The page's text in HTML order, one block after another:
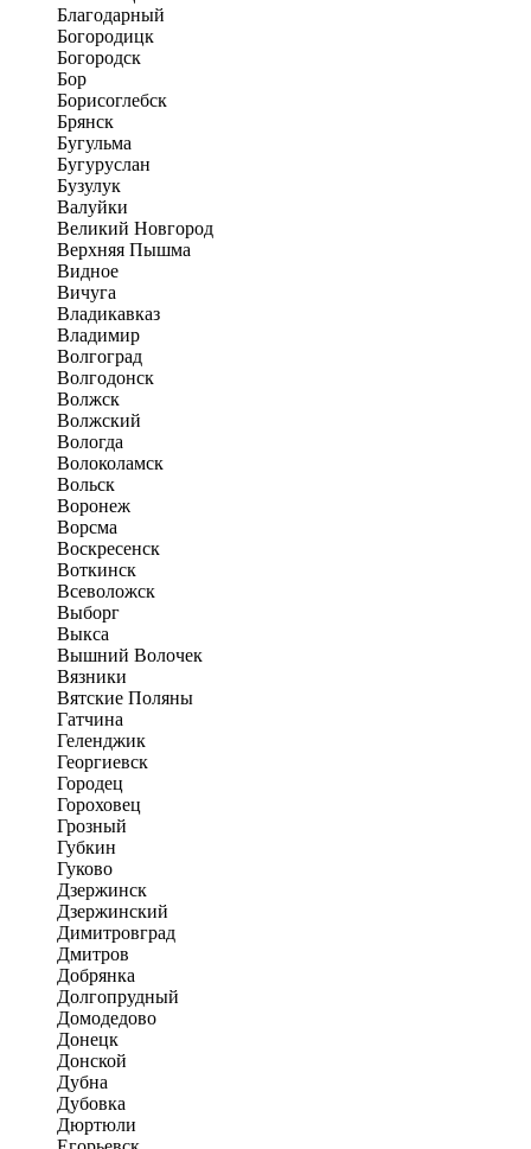
Благодарный
Богородицк
Богородск
Бор
Борисоглебск
Брянск
Бугульма
Бугуруслан
Бузулук
Валуйки
Великий Новгород
Верхняя Пышма
Видное
Вичуга
Владикавказ
Владимир
Волгоград
Волгодонск
Волжск
Волжский
Вологда
Волоколамск
Вольск
Воронеж
Ворсма
Воскресенск
Воткинск
Всеволожск
Выборг
Выкса
Вышний Волочек
Вязники
Вятские Поляны
Гатчина
Геленджик
Георгиевск
Городец
Гороховец
Грозный
Губкин
Гуково
Дзержинск
Дзержинский
Димитровград
Дмитров
Добрянка
Долгопрудный
Домодедово
Донецк
Донской
Дубна
Дубовка
Дюртюли